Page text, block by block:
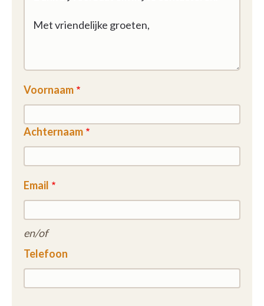
Voornaam
Achternaam
Email
en/of
Telefoon